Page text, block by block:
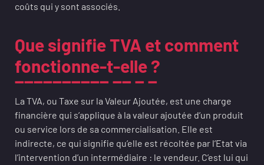
coûts qui y sont associés.
Que signifie TVA et comment
fonctionne-t-elle ?
La TVA, ou Taxe sur la Valeur Ajoutée, est une charge
financière qui s’applique à la valeur ajoutée d’un produit
ou service lors de sa commercialisation. Elle est
indirecte, ce qui signifie qu’elle est récoltée par l’Etat via
l’intervention d’un intermédiaire : le vendeur. C’est lui qui